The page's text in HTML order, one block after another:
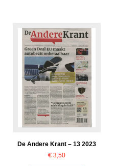
De Andere Krant – 13 2023
€ 3,50